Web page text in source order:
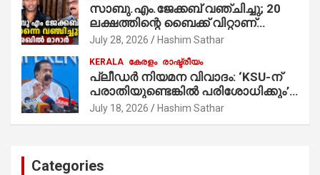
സാബു.എം.ജേക്കബ് വഞ്ചിച്ചു; 20
ലക്ഷത്തിന്റെ ബൈക്ക് വിറ്റാണ്
തൃക്കാക്കരയില്‍ മത്സരിച്ചത്!
മാത്രമാണ് ഉണ്ടായിരുന്നത്;
സാബുവിന്റേത് വ്യക്തിപരമായ
നേട്ടത്തിനുള്ള പാര്‍ട്ടി; ഇപ്പോള്‍
ഫോണ്‍ വിളിച്ചാല്‍ എടുക്കില്ല;
തിരഞ്ഞെടുപ്പിലെ ദുരനുഭവങ്ങള്‍
July 28, 2026 Hashim Sathar
KERALA കേരളം രാഷ്ട്രീയം
പ്ലീഡർ നിയമന വിവാദം: ‘KSU-ന്
പരാതിയുണ്ടെങ്കിൽ പരിശോധിക്കും’;
രമേശ് ചെന്നിത്തല
July 18, 2026 Hashim Sathar
Categories